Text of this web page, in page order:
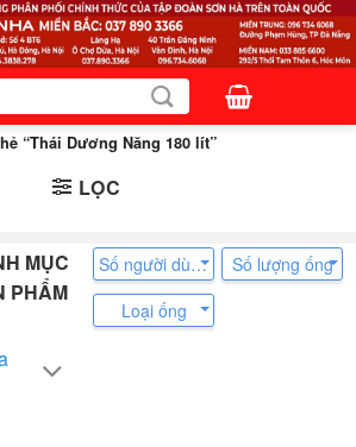
“Thái Dương Năng 180 lít”
LỌC
MỤC
PHẨM
Số người dùng
Số lượng ống
Loại ống